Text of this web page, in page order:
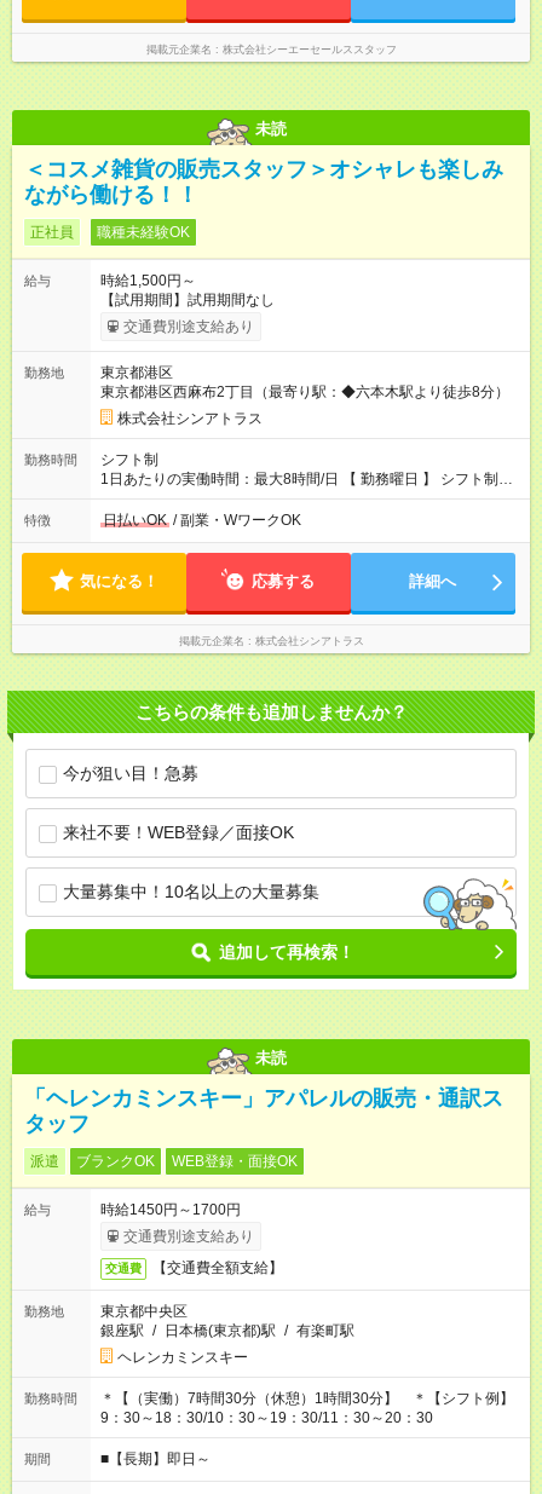
掲載元企業名 株式会社シーエーセールススタッフ
未読
＜コスメ雑貨の販売スタッフ＞オシャレも楽しみ
ながら働ける！！
正社員 職種未経験OK
給与
時給1,500円～
【試用期間】試用期間なし
交通費別途支給あり
勤務地
東京都港区
東京都港区西麻布2丁目（最寄り駅：◆六本木駅より徒歩8分）
株式会社シンアトラス
勤務時間
シフト制
1日あたりの実働時間：最大8時間/日 【 勤務曜日 】 シフト制
土日祝含む週5日勤務 ※希望休み出せます。 【勤務時間】 9：30
～21：30 の間でシフト制（実働8ｈ＋休憩1h） シフト例（9時
ません
特徴 日払いOK / 副業・WワークOK
気になる！ 応募する 詳細へ
掲載元企業名 株式会社シンアトラス
こちらの条件も追加しませんか？
今が狙い目！急募
来社不要！WEB登録／面接OK
大量募集中！10名以上の大量募集
追加して再検索！
未読
「ヘレンカミンスキー」アパレルの販売・通訳ス
タッフ
派遣 ブランクOK WEB登録・面接OK
給与
時給1450円～1700円
交通費別途支給あり
交通費 【交通費全額支給】
勤務地
東京都中央区
銀座駅 / 日本橋(東京都)駅 / 有楽町駅
ヘレンカミンスキー
勤務時間
＊【（実働）7時間30分（休憩）1時間30分】 ＊【シフト例】
9：30～18：30/10：30～19：30/11：30～20：30
期間 ■【長期】即日～